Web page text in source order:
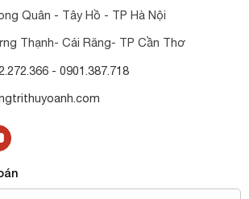
Quân - Tây Hồ - TP Hà Nội
Thạnh- Cái Răng- TP Cần Thơ
- 0901.387.718